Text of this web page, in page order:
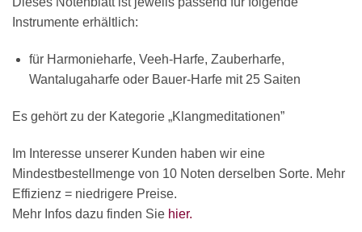
Instrumente erhältlich:
für Harmonieharfe, Veeh-Harfe, Zauberharfe,
Wantalugaharfe oder Bauer-Harfe mit 25 Saiten
Es gehört zu der Kategorie „Klangmeditationen”
Im Interesse unserer Kunden haben wir eine
Mindestbestellmenge von 10 Noten derselben Sorte. Mehr
Effizienz = niedrigere Preise.
Mehr Infos dazu finden Sie hier.